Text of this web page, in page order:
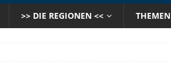
>> DIE REGIONEN << THEMEN